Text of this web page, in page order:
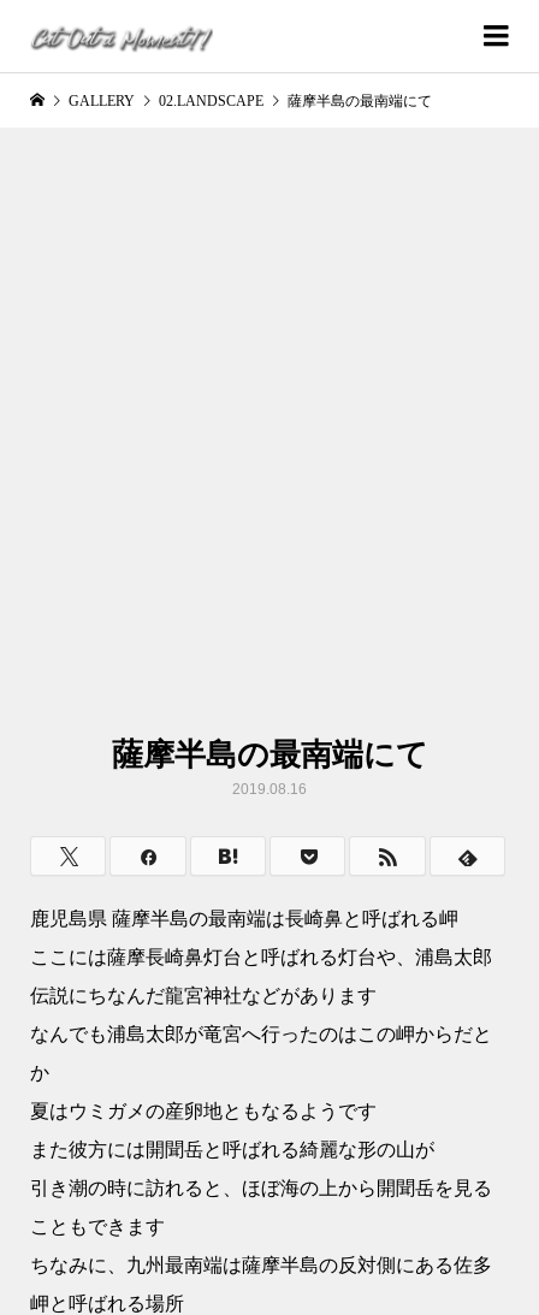
GALLERY 02.LANDSCAPE 薩摩半島の最南端にて
薩摩半島の最南端にて
2019.08.16
鹿児島県 薩摩半島の最南端は長崎鼻と呼ばれる岬
ここには薩摩長崎鼻灯台と呼ばれる灯台や、浦島太郎
伝説にちなんだ龍宮神社などがあります
なんでも浦島太郎が竜宮へ行ったのはこの岬からだと
か
夏はウミガメの産卵地ともなるようです
また彼方には開聞岳と呼ばれる綺麗な形の山が
引き潮の時に訪れると、ほぼ海の上から開聞岳を見る
こともできます
ちなみに、九州最南端は薩摩半島の反対側にある佐多
岬と呼ばれる場所